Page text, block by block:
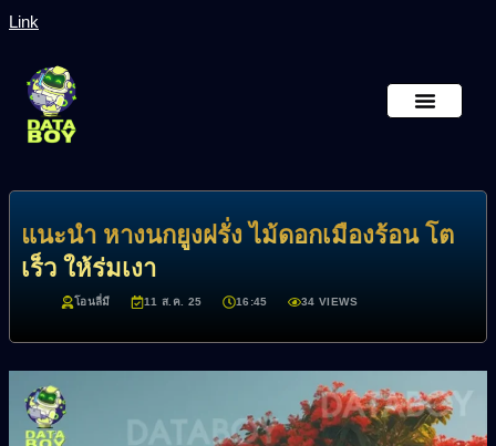
Link
แนะนำ หางนกยูงฝรั่ง ไม้ดอกเมืองร้อน โต
เร็ว ให้ร่มเงา
โอนลี่มี 11 ส.ค. 25 16:45 34 VIEWS